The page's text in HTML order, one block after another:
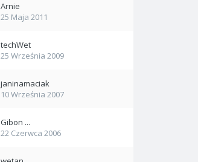
Arnie
25 Maja 2011
techWet
25 Września 2009
janinamaciak
10 Września 2007
Gibon ...
22 Czerwca 2006